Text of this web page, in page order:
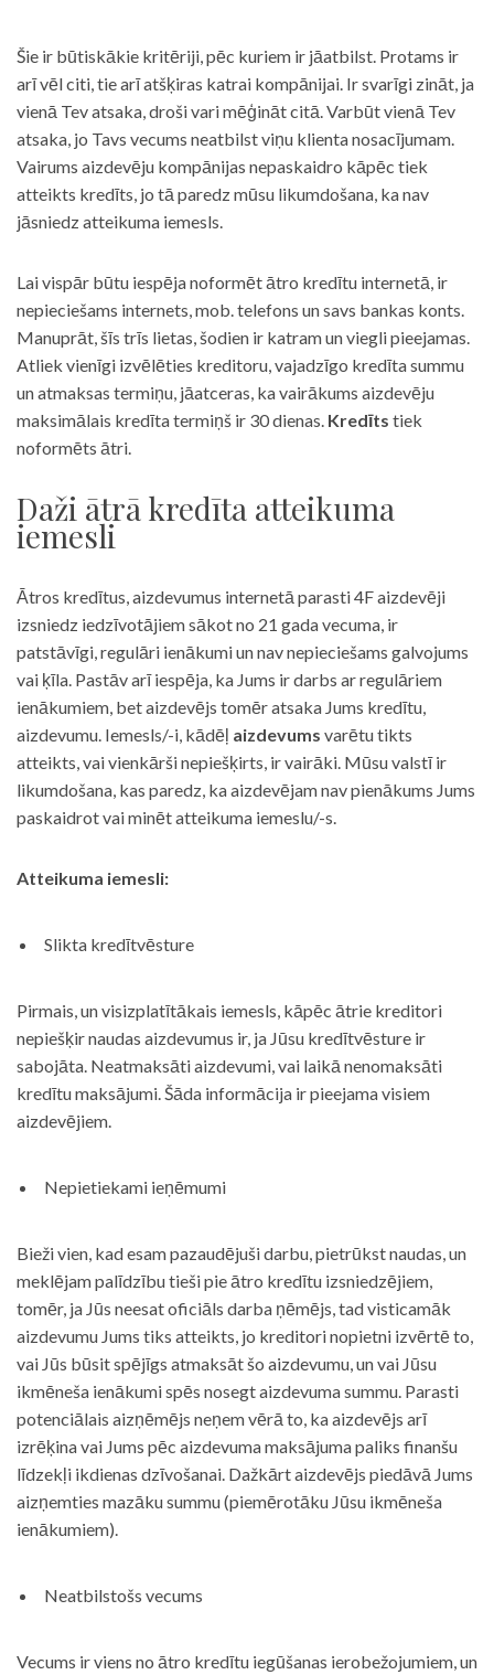
Šie ir būtiskākie kritēriji, pēc kuriem ir jāatbilst. Protams ir
arī vēl citi, tie arī atšķiras katrai kompānijai. Ir svarīgi zināt, ja
vienā Tev atsaka, droši vari mēģināt citā. Varbūt vienā Tev
atsaka, jo Tavs vecums neatbilst viņu klienta nosacījumam.
Vairums aizdevēju kompānijas nepaskaidro kāpēc tiek
atteikts kredīts, jo tā paredz mūsu likumdošana, ka nav
jāsniedz atteikuma iemesls.
Lai vispār būtu iespēja noformēt ātro kredītu internetā, ir
nepieciešams internets, mob. telefons un savs bankas konts.
Manuprāt, šīs trīs lietas, šodien ir katram un viegli pieejamas.
Atliek vienīgi izvēlēties kreditoru, vajadzīgo kredīta summu
un atmaksas termiņu, jāatceras, ka vairākums aizdevēju
maksimālais kredīta termiņš ir 30 dienas. Kredīts tiek
noformēts ātri.
Daži ātrā kredīta atteikuma
iemesli
Ātros kredītus, aizdevumus internetā parasti 4F aizdevēji
izsniedz iedzīvotājiem sākot no 21 gada vecuma, ir
patstāvīgi, regulāri ienākumi un nav nepieciešams galvojums
vai ķīla. Pastāv arī iespēja, ka Jums ir darbs ar regulāriem
ienākumiem, bet aizdevējs tomēr atsaka Jums kredītu,
aizdevumu. Iemesls/-i, kādēļ aizdevums varētu tikts
atteikts, vai vienkārši nepiešķirts, ir vairāki. Mūsu valstī ir
likumdošana, kas paredz, ka aizdevējam nav pienākums Jums
paskaidrot vai minēt atteikuma iemeslu/-s.
Atteikuma iemesli:
Slikta kredītvēsture
Pirmais, un visizplatītākais iemesls, kāpēc ātrie kreditori
nepiešķir naudas aizdevumus ir, ja Jūsu kredītvēsture ir
sabojāta. Neatmaksāti aizdevumi, vai laikā nenomaksāti
kredītu maksājumi. Šāda informācija ir pieejama visiem
aizdevējiem.
Nepietiekami ieņēmumi
Bieži vien, kad esam pazaudējuši darbu, pietrūkst naudas, un
meklējam palīdzību tieši pie ātro kredītu izsniedzējiem,
tomēr, ja Jūs neesat oficiāls darba ņēmējs, tad visticamāk
aizdevumu Jums tiks atteikts, jo kreditori nopietni izvērtē to,
vai Jūs būsit spējīgs atmaksāt šo aizdevumu, un vai Jūsu
ikmēneša ienākumi spēs nosegt aizdevuma summu. Parasti
potenciālais aizņēmējs neņem vērā to, ka aizdevējs arī
izrēķina vai Jums pēc aizdevuma maksājuma paliks finanšu
līdzekļi ikdienas dzīvošanai. Dažkārt aizdevējs piedāvā Jums
aizņemties mazāku summu (piemērotāku Jūsu ikmēneša
ienākumiem).
Neatbilstošs vecums
Vecums ir viens no ātro kredītu iegūšanas ierobežojumiem, un